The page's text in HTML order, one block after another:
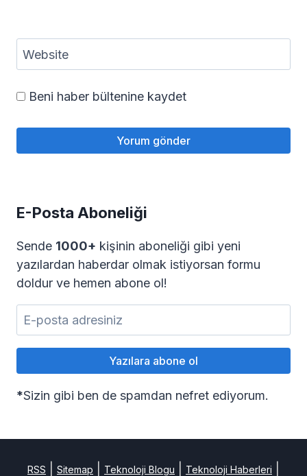
Website
Beni haber bültenine kaydet
E-Posta Aboneliği
Sende 1000+ kişinin aboneliği gibi yeni
yazılardan haberdar olmak istiyorsan formu
doldur ve hemen abone ol!
*Sizin gibi ben de spamdan nefret ediyorum.
RSS Sitemap Teknoloji Blogu Teknoloji Haberleri